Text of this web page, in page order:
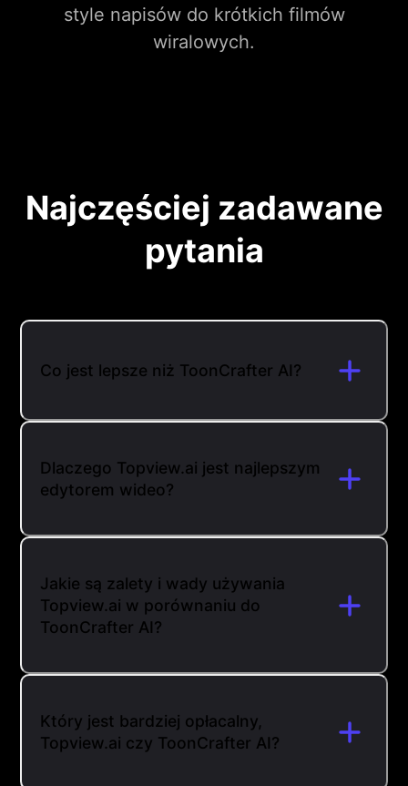
style napisów do krótkich filmów
wiralowych.
Najczęściej zadawane
pytania
Co jest lepsze niż ToonCrafter AI?
Dlaczego Topview.ai jest najlepszym
edytorem wideo?
Jakie są zalety i wady używania
Topview.ai w porównaniu do
ToonCrafter AI?
Który jest bardziej opłacalny,
Topview.ai czy ToonCrafter AI?